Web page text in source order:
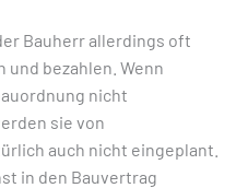
Bauherr allerdings oft
bezahlen. Wenn
nicht
sie von
auch nicht eingeplant.
in den Bauvertrag